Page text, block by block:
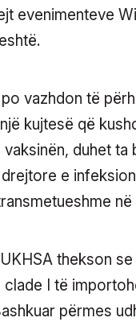
evenimenteve
vazhdon të
kujtesë që
duhet ta
drejtore e
në
thekson
I të
përmes